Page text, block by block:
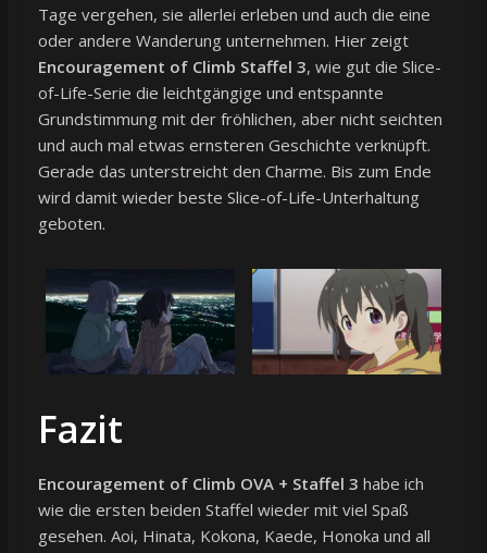
Tage vergehen, sie allerlei erleben und auch die eine
oder andere Wanderung unternehmen. Hier zeigt
Encouragement of Climb Staffel 3, wie gut die Slice-
of-Life-Serie die leichtgängige und entspannte
Grundstimmung mit der fröhlichen, aber nicht seichten
und auch mal etwas ernsteren Geschichte verknüpft.
Gerade das unterstreicht den Charme. Bis zum Ende
wird damit wieder beste Slice-of-Life-Unterhaltung
geboten.
Fazit
Encouragement of Climb OVA + Staffel 3 habe ich
wie die ersten beiden Staffel wieder mit viel Spaß
gesehen. Aoi, Hinata, Kokona, Kaede, Honoka und all